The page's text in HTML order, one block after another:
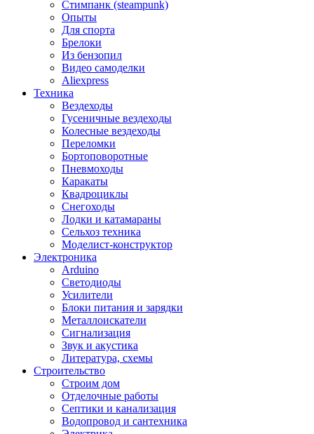
Стимпанк (steampunk)
Опыты
Для спорта
Брелоки
Из бензопил
Видео самоделки
Aliexpress
Техника
Вездеходы
Гусеничные вездеходы
Колесные вездеходы
Переломки
Бортоповоротные
Пневмоходы
Каракаты
Квадроциклы
Снегоходы
Лодки и катамараны
Сельхоз техника
Моделист-конструктор
Электроника
Arduino
Светодиоды
Усилители
Блоки питания и зарядки
Металлоискатели
Сигнализация
Звук и акустика
Литература, схемы
Строительство
Строим дом
Отделочные работы
Септики и канализация
Водопровод и сантехника